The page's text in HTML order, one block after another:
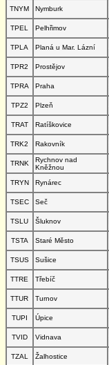
TNYM
Nymburk
TPEL
Pelhřimov
TPLA
Planá u Mar. Lázní
TPR2
Prostějov
TPRA
Praha
TPZ2
Plzeň
TRAT
Ratíškovice
TRK2
Rakovník
TRNK
Rychnov nad
Kněžnou
TRYN
Rynárec
TSEC
Seč
TSLU
Šluknov
TSTA
Staré Město
TSUS
Sušice
TTRE
Třebíč
TTUR
Turnov
TUPI
Úpice
TVID
Vidnava
TZAL
Žalhostice